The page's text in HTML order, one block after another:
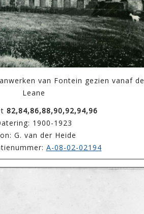
van Fontein gezien vanaf de
Leane
82,84,86,88,90,92,94,96
1900-1923
G. van der Heide
A-08-02-02194